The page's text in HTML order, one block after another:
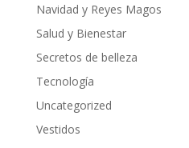
Navidad y Reyes Magos
Salud y Bienestar
Secretos de belleza
Tecnología
Uncategorized
Vestidos